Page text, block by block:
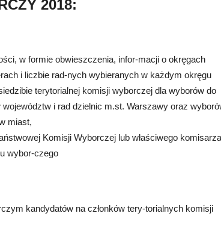
2018:
w formie obwieszczenia, infor-macji o okręgach
i liczbie rad-nych wybieranych w każdym okręgu
terytorialnej komisji wyborczej dla wyborów do
i rad dzielnic m.st. Warszawy oraz
miast,
Komisji Wyborczej lub właściwego komisarza
wybor-czego
kandydatów na członków tery-torialnych komisji